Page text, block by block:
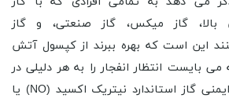
بالا، گاز میکس، گاز صنعتی، و گاز
این است که بهره ببرند از کپسول آتش
بایست انتظار انفجار را به هر دلیلی در
ذهن متصور باید شد. ایمنی گاز استاندارد نیتریک اکسید (NO) یا